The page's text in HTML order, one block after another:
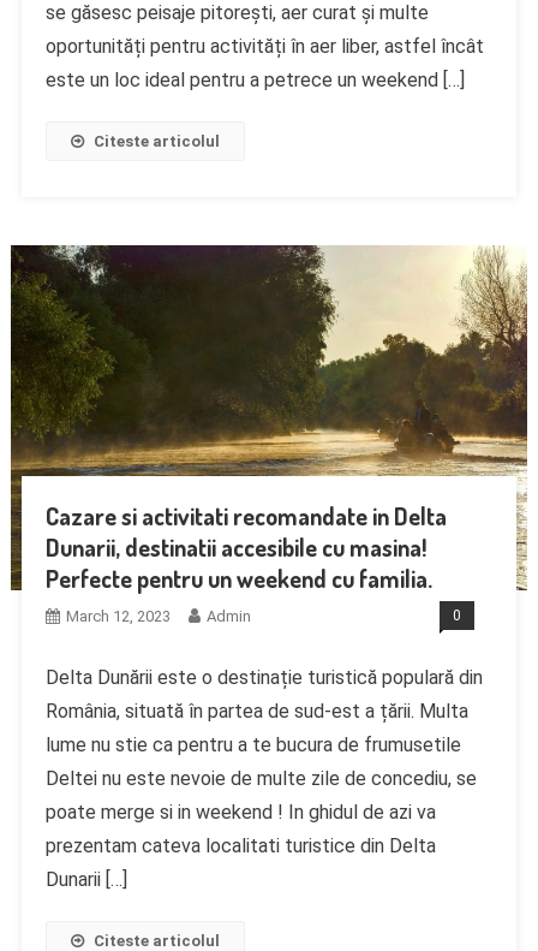
se găsesc peisaje pitorești, aer curat și multe
oportunități pentru activități în aer liber, astfel încât
este un loc ideal pentru a petrece un weekend […]
Citeste articolul
Cazare si activitati recomandate in Delta
Dunarii, destinatii accesibile cu masina!
Perfecte pentru un weekend cu familia.
March 12, 2023 Admin 0
Delta Dunării este o destinație turistică populară din
România, situată în partea de sud-est a țării. Multa
lume nu stie ca pentru a te bucura de frumusetile
Deltei nu este nevoie de multe zile de concediu, se
poate merge si in weekend ! In ghidul de azi va
prezentam cateva localitati turistice din Delta
Dunarii […]
Citeste articolul